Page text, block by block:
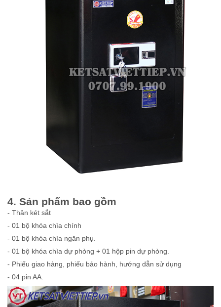
4. Sản phẩm bao gồm
- Thân két sắt
- 01 bộ khóa chìa chính
- 01 bộ khóa chìa ngăn phụ.
- 01 bộ khóa chìa dự phòng + 01 hộp pin dự phòng.
- Phiếu giao hàng, phiếu bảo hành, hướng dẫn sử dụng
- 04 pin AA.